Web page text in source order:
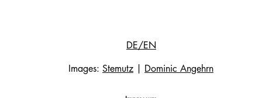
DE/EN
Images: Stemutz Dominic Angehrn